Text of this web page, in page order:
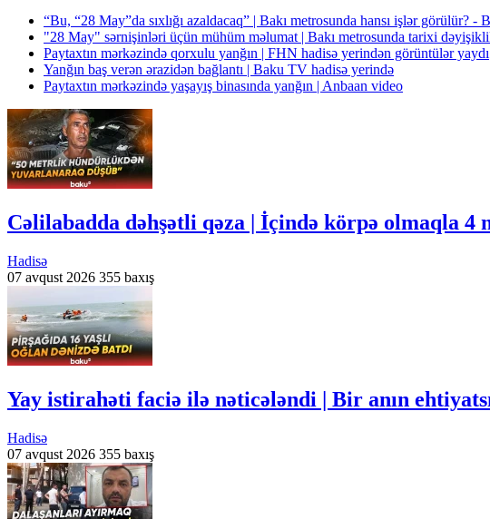
“Bu, “28 May”da sıxlığı azaldacaq” | Bakı metrosunda hansı işlər görülür? -
"28 May" sərnişinləri üçün mühüm məlumat | Bakı metrosunda tarixi
Paytaxtın mərkəzində qorxulu yanğın | FHN hadisə yerindən görüntülər yaydı
Yanğın baş verən ərazidən bağlantı | Baku TV hadisə yerində
Paytaxtın mərkəzində yaşayış binasında yanğın | Anbaan video
Cəlilabadda dəhşətli qəza | İçində körpə olmaqla 4
Hadisə
07 avqust 2026 355 baxış
Yay istirahəti faciə ilə nəticələndi | Bir anın
Hadisə
07 avqust 2026 355 baxış